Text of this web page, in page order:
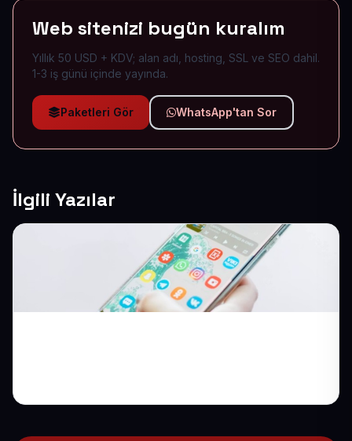
Web sitenizi bugün kuralım
Yıllık 50 USD + KDV; alan adı, hosting, SSL ve SEO dahil.
1-3 iş günü içinde yayında.
Paketleri Gör WhatsApp'tan Sor
İlgili Yazılar